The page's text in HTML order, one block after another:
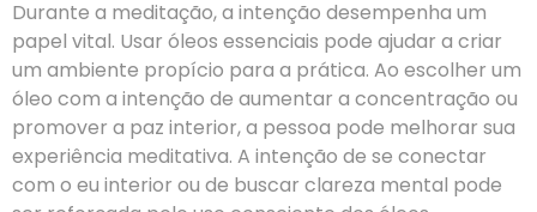
Durante a meditação, a intenção desempenha um
papel vital. Usar óleos essenciais pode ajudar a criar
um ambiente propício para a prática. Ao escolher um
óleo com a intenção de aumentar a concentração ou
promover a paz interior, a pessoa pode melhorar sua
experiência meditativa. A intenção de se conectar
com o eu interior ou de buscar clareza mental pode